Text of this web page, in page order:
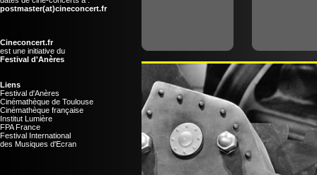
postmaster(at)cineconcert.fr
Cineconcert.fr
est une initiative du
Festival d'Anères
Liens
Festival d'Anères
Cinémathèque de Toulouse
Cinémathèque française
Institut Lumière
FPA France
Festival International
des Musiques d'Ecran